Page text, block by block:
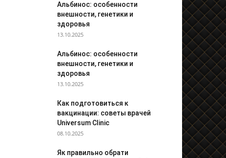
Альбинос: особенности
внешности, генетики и
здоровья
13.10.2025
Альбинос: особенности
внешности, генетики и
здоровья
13.10.2025
Как подготовиться к
вакцинации: советы врачей
Universum Clinic
08.10.2025
Як правильно обрати